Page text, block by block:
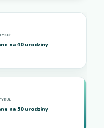
na 40 urodziny
na 50 urodziny